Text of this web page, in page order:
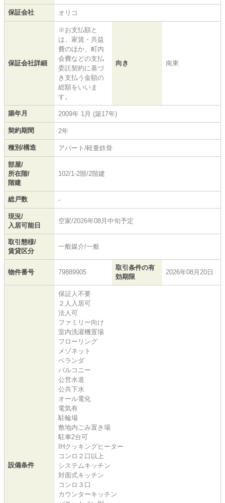
保証会社 オリコ
保証会社詳細
※お支払額と
は、家賃・共益
費のほか、町内
会費などの支払
委託契約に基づ
き支払う金額の
総額をいいま
す。
向き 南東
築年月 2009年 1月 (築17年)
契約期間 2年
種別/構造 アパート/軽量鉄骨
部屋/
所在階/
階建
102/1-2階/2階建
総戸数 -
現況/
入居可能日
空家/2026年08月中旬予定
取引態様/
賃貸区分
一般媒介/一般
物件番号 79889905
取引条件の有
効期限
2026年08月20日
設備条件
保証人不要
２人入居可
法人可
ファミリー向け
室内洗濯機置場
フローリング
メゾネット
ベランダ
バルコニー
公営水道
公共下水
オール電化
電気有
駐輪場
敷地内ごみ置き場
駐車2台可
IHクッキングヒーター
コンロ２口以上
システムキッチン
対面式キッチン
コンロ３口
カウンターキッチン